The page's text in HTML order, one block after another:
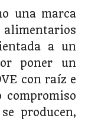
una marca
a un
poner un
con raíz e
compromiso
producen,